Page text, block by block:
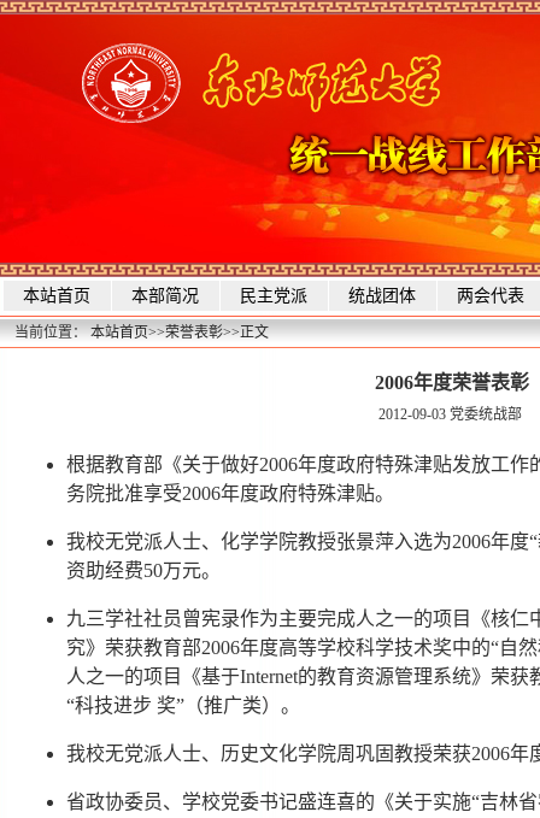
本站首页 本部简况 民主党派 统战团体 两会代表
当前位置：本站首页>>荣誉表彰>>正文
2006年度荣誉表彰
2012-09-03 党委统战部
根据教育部《关于做好2006年度政府特殊津贴发放工
务院批准享受2006年度政府特殊津贴。
我校无党派人士、化学学院教授张景萍入选为2006年度
资助经费50万元。
九三学社社员曾宪录作为主要完成人之一的项目《核
究》荣获教育部2006年度高等学校科学技术奖中的“自
人之一的项目《基于Internet的教育资源管理系统》荣
“科技进步 奖”（推广类）。
我校无党派人士、历史文化学院周巩固教授荣获2006年
省政协委员、学校党委书记盛连喜的《关于实施“吉林